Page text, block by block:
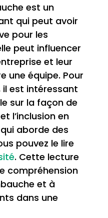
est un
qui peut avoir
pour les
peut influencer
et leur
une équipe. Pour
est intéressant
sur la façon de
l’inclusion en
aborde des
pouvez le lire
. Cette lecture
compréhension
et à
dans une